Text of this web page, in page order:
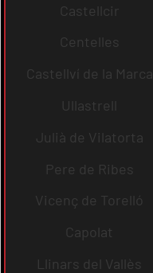
Castellcir
Centelles
Castellví de la Marca
Ullastrell
Julià de Vilatorta
Pere de Ribes
Vicenç de Torelló
Capolat
Llinars del Vallès